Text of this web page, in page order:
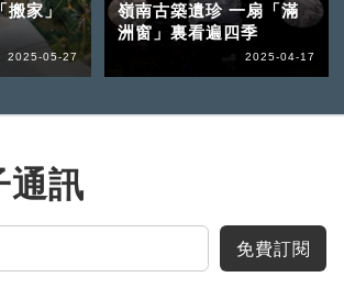
搬家」
2025-05-27
嶺南古築遺珍 一扇「滿
洲窗」裏看遍四季
2025-04-17
通訊
免費訂閱